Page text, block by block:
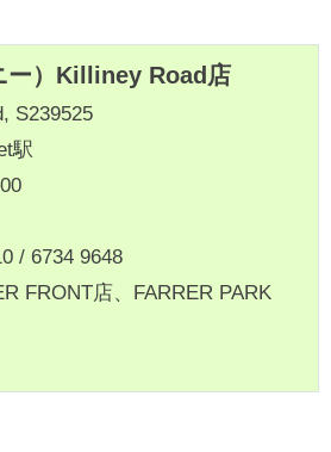
）Killiney Road店
S239525
駅
/ 6734 9648
FRONT店、FARRER PARK